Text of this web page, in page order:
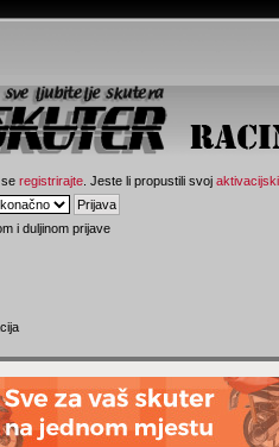
seregistrirajte . Jeste li propustili svoj
i duljinom prijave